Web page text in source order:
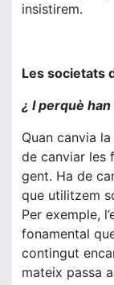
insistirem.
Les societats
¿ I perquè
Quan canvia
de canviar les
gent. Ha de
que utilitzem
Per exemple,
fonamental
contingut
mateix passa